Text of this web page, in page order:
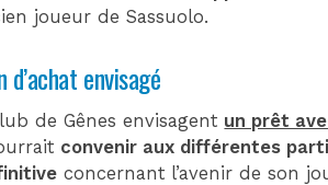
joueur de Sassuolo.
envisagé
de Gênes envisagent un prêt
convenir aux différentes
concernant l’avenir de son